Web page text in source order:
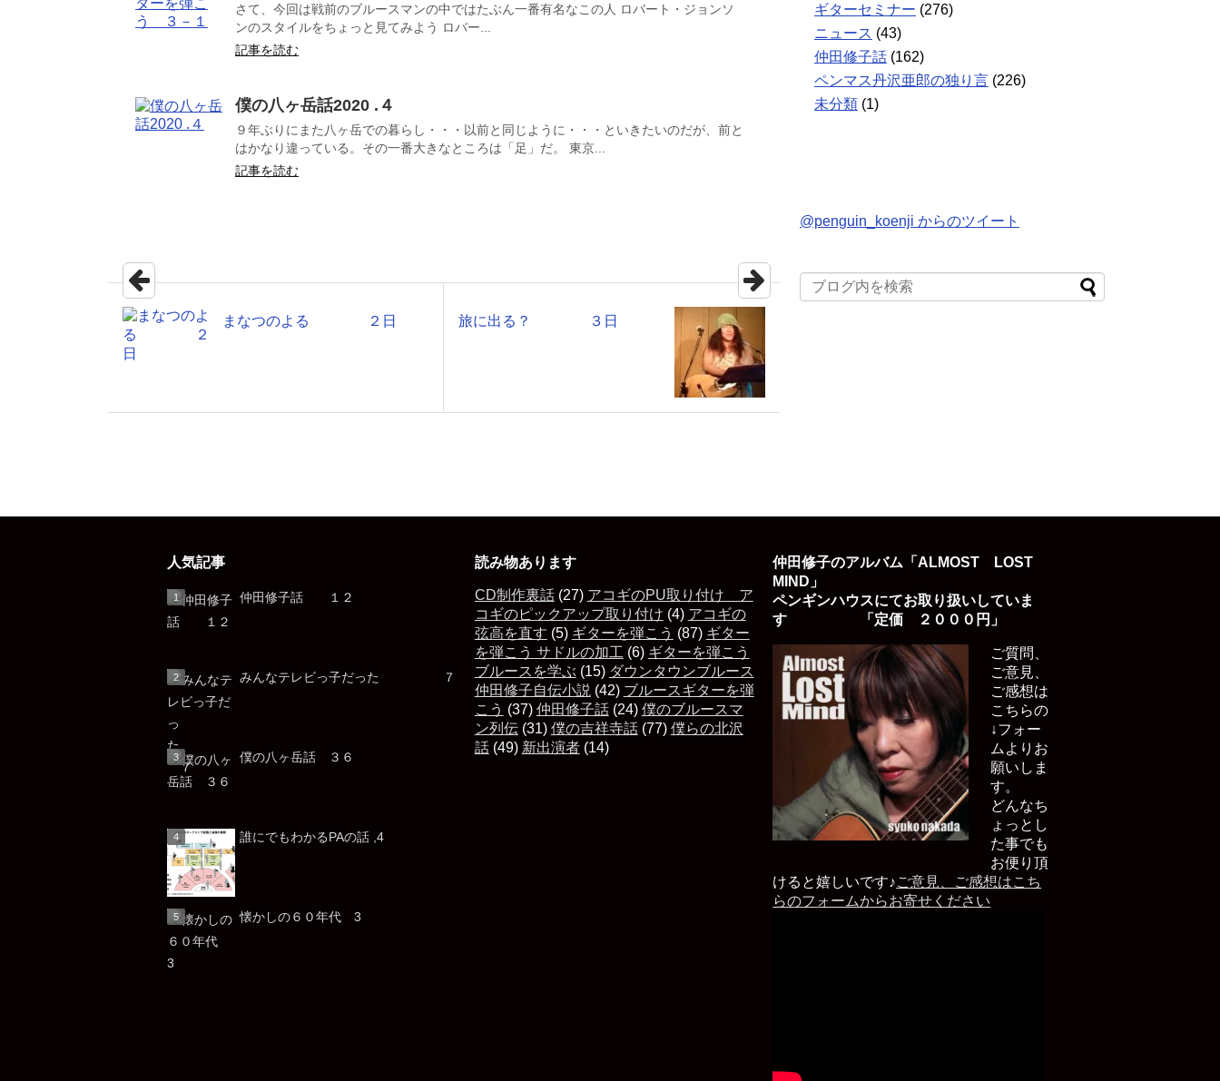
さて、今回は戦前のブルースマンの中ではたぶん一番有名なこの人 ロバート・ジョンソ
ンのスタイルをちょっと見てみよう ロバー...
記事を読む
僕の八ヶ岳話2020 .４
９年ぶりにまた八ヶ岳での暮らし・・・以前と同じように・・・といきたいのだが、前と
はかなり違っている。その一番大きなところは「足」だ。 東京...
記事を読む
まなつのよる ２日 旅に出る？ ３日
ギターセミナー (276)
ニュース (43)
仲田修子話 (162)
ペンマス丹沢亜郎の独り言 (226)
未分類 (1)
@penguin_koenji からのツイート
人気記事
仲田修子話 １２
みんなテレビっ子だった ７
僕の八ヶ岳話 ３６
誰にでもわかるPAの話 ,4
懐かしの６０年代 3
読み物あります
CD制作裏話(27) アコギのPU取り付け ア
コギのピックアップ取り付け (4) アコギの
弦高を直す (5) ギターを弾こう (87) ギター
を弾こう サドルの加工 (6) ギターを弾こう
ブルースを学ぶ (15) ダウンタウンブルース
仲田修子自伝小説 (42) ブルースギターを弾
こう (37) 仲田修子話(24) 僕のブルースマ
ン列伝(31) 僕の吉祥寺話(77) 僕らの北沢
話(49) 新出演者(14)
仲田修子のアルバム「ALMOST LOST
MIND」
ペンギンハウスにてお取り扱いしていま
す 「定価 ２０００円」
ご質問、
ご意見、
ご感想は
こちらの
↓フォー
ムよりお
願いしま
す。
どんなち
ょっとし
た事でも
お便り頂
けると嬉しいです♪ご意見、ご感想はこち
らのフォームからお寄せください